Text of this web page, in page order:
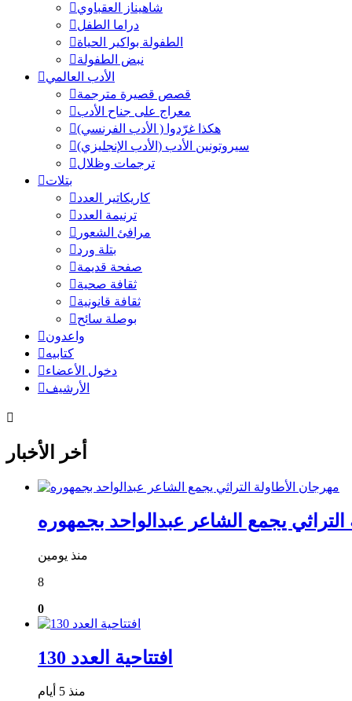
شاهيناز العقباوي
دراما الطفل
الطفولة بواكير الحياة
نبض الطفولة
الأدب العالمي
قصص قصيرة مترجمة
معراج على جناح الأدب
هكذا غرّدوا ( الأدب الفرنسي)
سيروتونين الأدب (الأدب الإنجليزي)
ترجمات وظلال
بتلات
كاريكاتير العدد
ترنيمة العدد
مرافئ الشعور
بتلة ورد
صفحة قديمة
ثقافة صحية
ثقافة قانونية
بوصلة سائح
واعدون
كتابيه
دخول الأعضاء
الأرشيف
أخر الأخبار
التراثي يجمع الشاعر عبدالواحد بجمهوره
منذ يومين
8
0
افتتاحية العدد 130
منذ 5 أيام